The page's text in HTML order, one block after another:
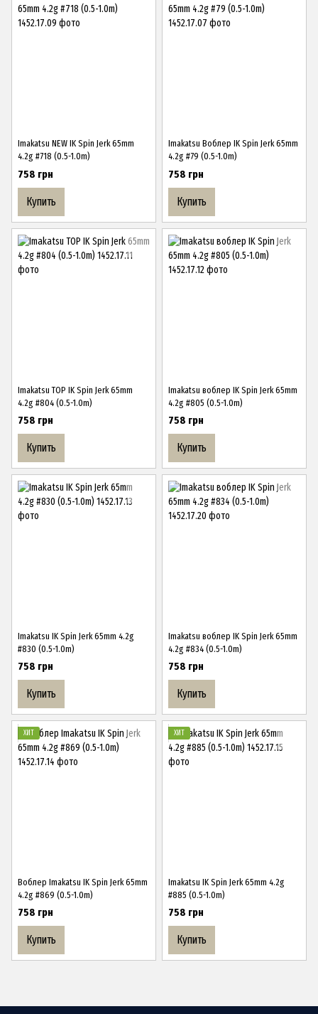
Imakatsu NEW IK Spin Jerk 65mm
4.2g #718 (0.5-1.0m)
758 грн
Купить
Imakatsu Воблер IK Spin Jerk 65mm
4.2g #79 (0.5-1.0m)
758 грн
Купить
Imakatsu TOP IK Spin Jerk 65mm
4.2g #804 (0.5-1.0m)
758 грн
Купить
Imakatsu воблер IK Spin Jerk 65mm
4.2g #805 (0.5-1.0m)
758 грн
Купить
Imakatsu IK Spin Jerk 65mm 4.2g
#830 (0.5-1.0m)
758 грн
Купить
Imakatsu воблер IK Spin Jerk 65mm
4.2g #834 (0.5-1.0m)
758 грн
Купить
ХИТ
Воблер Imakatsu IK Spin Jerk 65mm
4.2g #869 (0.5-1.0m)
758 грн
Купить
ХИТ
Imakatsu IK Spin Jerk 65mm 4.2g
#885 (0.5-1.0m)
758 грн
Купить